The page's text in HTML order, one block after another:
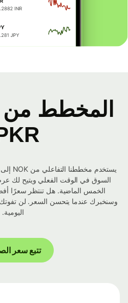
PKR،
السوق في الوقت الفعلي ويتيح لك
الخمس الماضية. هل تنتظر سعرًا أفضل؟
وسنخبرك عندما يتحسن السعر. لن تفوتك
اليومية.
تتبع سعر